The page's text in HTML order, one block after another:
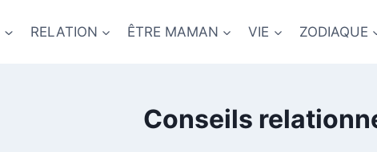
RELATION ÊTRE MAMAN VIE ZODIAQUE
Conseils